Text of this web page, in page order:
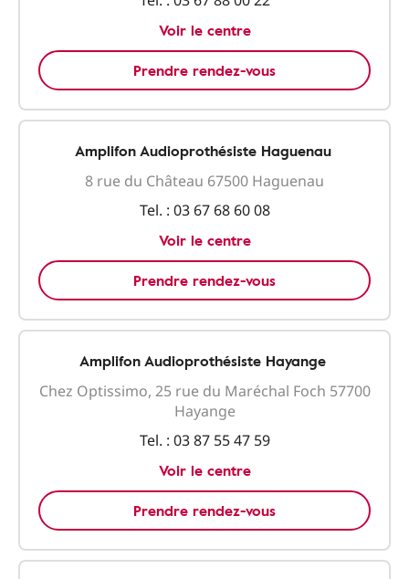
Voir le centre
Prendre rendez-vous
Amplifon Audioprothésiste Haguenau
8 rue du Château 67500 Haguenau
Tel. : 03 67 68 60 08
Voir le centre
Prendre rendez-vous
Amplifon Audioprothésiste Hayange
Chez Optissimo, 25 rue du Maréchal Foch 57700
Hayange
Tel. : 03 87 55 47 59
Voir le centre
Prendre rendez-vous